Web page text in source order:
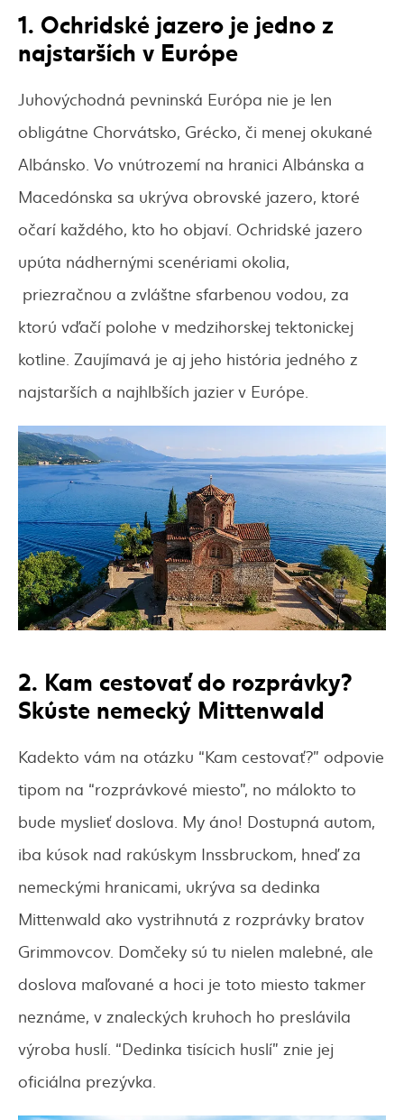
1. Ochridské jazero je jedno z
najstarších v Európe
Juhovýchodná pevninská Európa nie je len
obligátne Chorvátsko, Grécko, či menej okukané
Albánsko. Vo vnútrozemí na hranici Albánska a
Macedónska sa ukrýva obrovské jazero, ktoré
očarí každého, kto ho objaví. Ochridské jazero
upúta nádhernými scenériami okolia,
priezračnou a zvláštne sfarbenou vodou, za
ktorú vďačí polohe v medzihorskej tektonickej
kotline. Zaujímavá je aj jeho história jedného z
najstarších a najhlbších jazier v Európe.
2. Kam cestovať do rozprávky?
Skúste nemecký Mittenwald
Kadekto vám na otázku “Kam cestovať?” odpovie
tipom na “rozprávkové miesto”, no málokto to
bude myslieť doslova. My áno! Dostupná autom,
iba kúsok nad rakúskym Inssbruckom, hneď za
nemeckými hranicami, ukrýva sa dedinka
Mittenwald ako vystrihnutá z rozprávky bratov
Grimmovcov. Domčeky sú tu nielen malebné, ale
doslova maľované a hoci je toto miesto takmer
neznáme, v znaleckých kruhoch ho preslávila
výroba huslí. “Dedinka tisícich huslí” znie jej
oficiálna prezývka.